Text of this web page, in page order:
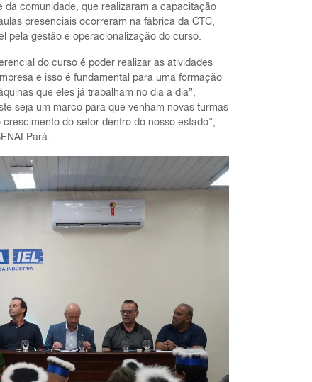
da comunidade, que realizaram a capacitação
presenciais ocorreram na fábrica da CTC,
pela gestão e operacionalização do curso.
do curso é poder realizar as atividades
e isso é fundamental para uma formação
que eles já trabalham no dia a dia”,
seja um marco para que venham novas turmas
do setor dentro do nosso estado”,
Pará.